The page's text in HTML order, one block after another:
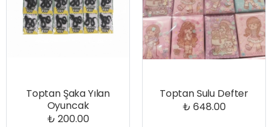
Toptan Şaka Yılan
Oyuncak
₺ 200.00
Toptan Sulu Defter
₺ 648.00